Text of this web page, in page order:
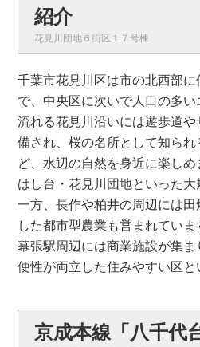
紹介
花見川団地６街区１７号棟
千葉市花見川区は市の北西部
で、中央区に次いで人口の多
流れる花見川沿いには遊歩道
備され、桜の名所として知ら
ど、水辺の自然を身近に楽し
はし台・花見川団地といった
一方、長作や柏井の周辺には
した都市型農業も営まれていま
幕張駅周辺には商業施設が集ま
便性が両立した住みやすい区と
京成本線「八千代